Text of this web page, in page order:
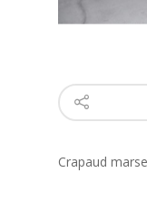
Crapaud